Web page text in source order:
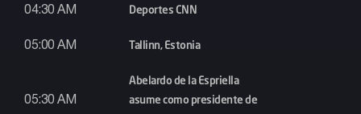
04:30 AM Deportes CNN
05:00 AM Tallinn, Estonia
05:30 AM
Abelardo de la Espriella
asume como presidente de